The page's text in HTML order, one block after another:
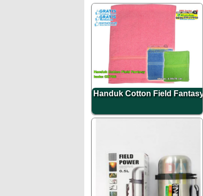
Handuk Cotton Field Fantasy